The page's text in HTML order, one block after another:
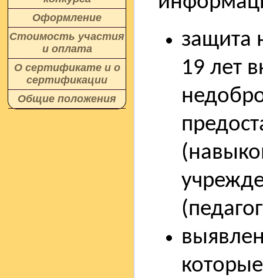
Оформление
Стоимость участия
и оплата
О сертификате и о
сертификации
Общие положения
защита
19 лет